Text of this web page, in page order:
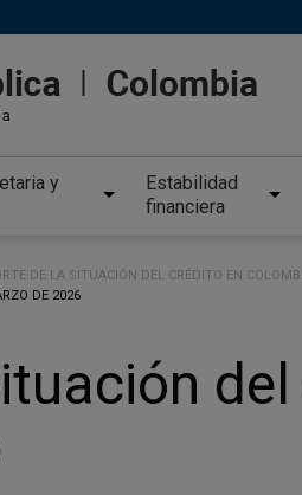
y
Estabilidad
financiera
DE LA SITUACIÓN DEL CRÉDITO EN
DE 2026